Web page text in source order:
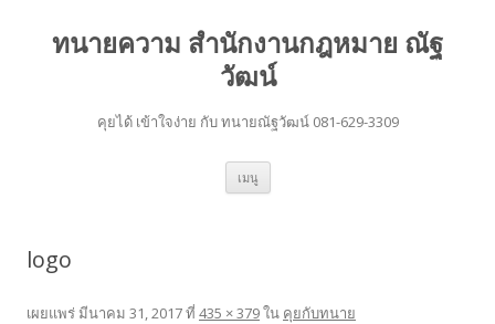
ทนายความ สำนักงานกฎหมาย ณัฐ
วัฒน์
คุยได้ เข้าใจง่าย กับ ทนายณัฐวัฒน์ 081-629-3309
เมนู ข้าม
ยัง
logo
เผยแพร่มีนาคม 31, 2017ที่ 435 × 379ใน คุยกับทนาย